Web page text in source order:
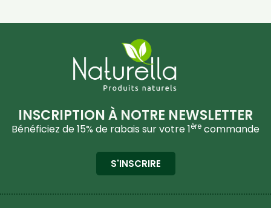
INSCRIPTION À NOTRE NEWSLETTER
Bénéficiez de 15% de rabais sur votre 1ère commande
S'INSCRIRE